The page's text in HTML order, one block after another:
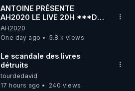
ANTOINE PRÉSENTE
AH2020 LE LIVE 20H ***DU
06/08/2026***
AH2020
One day ago
5.8 k views
Le scandale des livres
détruits
tourdedavid
17 hours ago
240 views